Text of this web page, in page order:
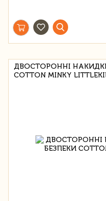
ДВОСТОРОННІ
COTTON MINKY